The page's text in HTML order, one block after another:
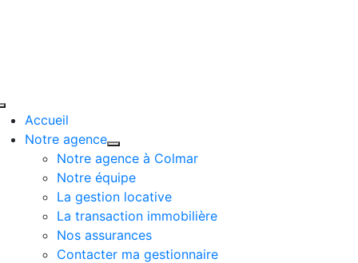
Accueil
Notre agence
Notre agence à Colmar
Notre équipe
La gestion locative
La transaction immobilière
Nos assurances
Contacter ma gestionnaire